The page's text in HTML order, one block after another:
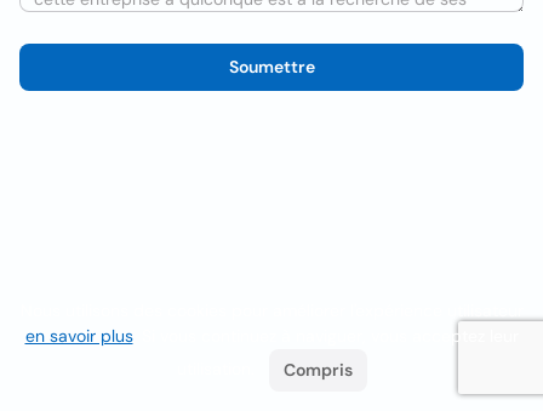
Soumettre
en savoir plus. Si vous continuez à naviguer, vous acceptez leur
Compris